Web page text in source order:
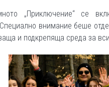
„Приключение“ се
внимание беше
и подкрепяща среда за